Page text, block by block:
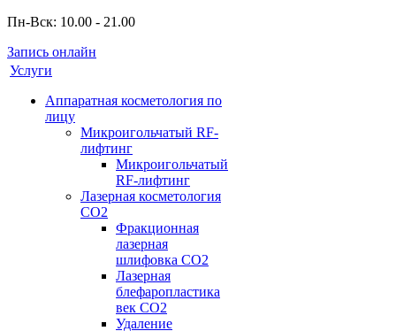
Пн-Вск: 10.00 - 21.00
Запись онлайн
Услуги
Аппаратная косметология по
лицу
Микроигольчатый RF-
лифтинг
Микроигольчатый
RF-лифтинг
Лазерная косметология
CO2
Фракционная
лазерная
шлифовка CO2
Лазерная
блефаропластика
век CO2
Удаление